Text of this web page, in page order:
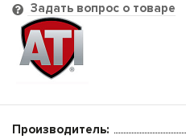
Задать вопрос о товаре
Производитель: